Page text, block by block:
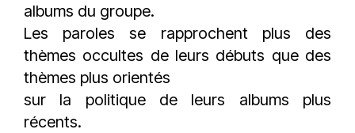
albums du groupe.
Les paroles se rapprochent plus des
thèmes occultes de leurs débuts que des
thèmes plus orientés
sur la politique de leurs albums plus
récents.